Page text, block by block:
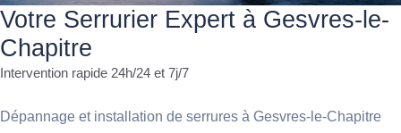
Votre Serrurier Expert à Gesvres-le-
Chapitre
Intervention rapide 24h/24 et 7j/7
Dépannage et installation de serrures à Gesvres-le-Chapitre